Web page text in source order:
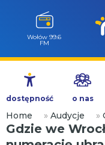
Przejdź
treści
Wołów 99.6
FM
dostępność o nas
Home » Audycje »
Gdzie we